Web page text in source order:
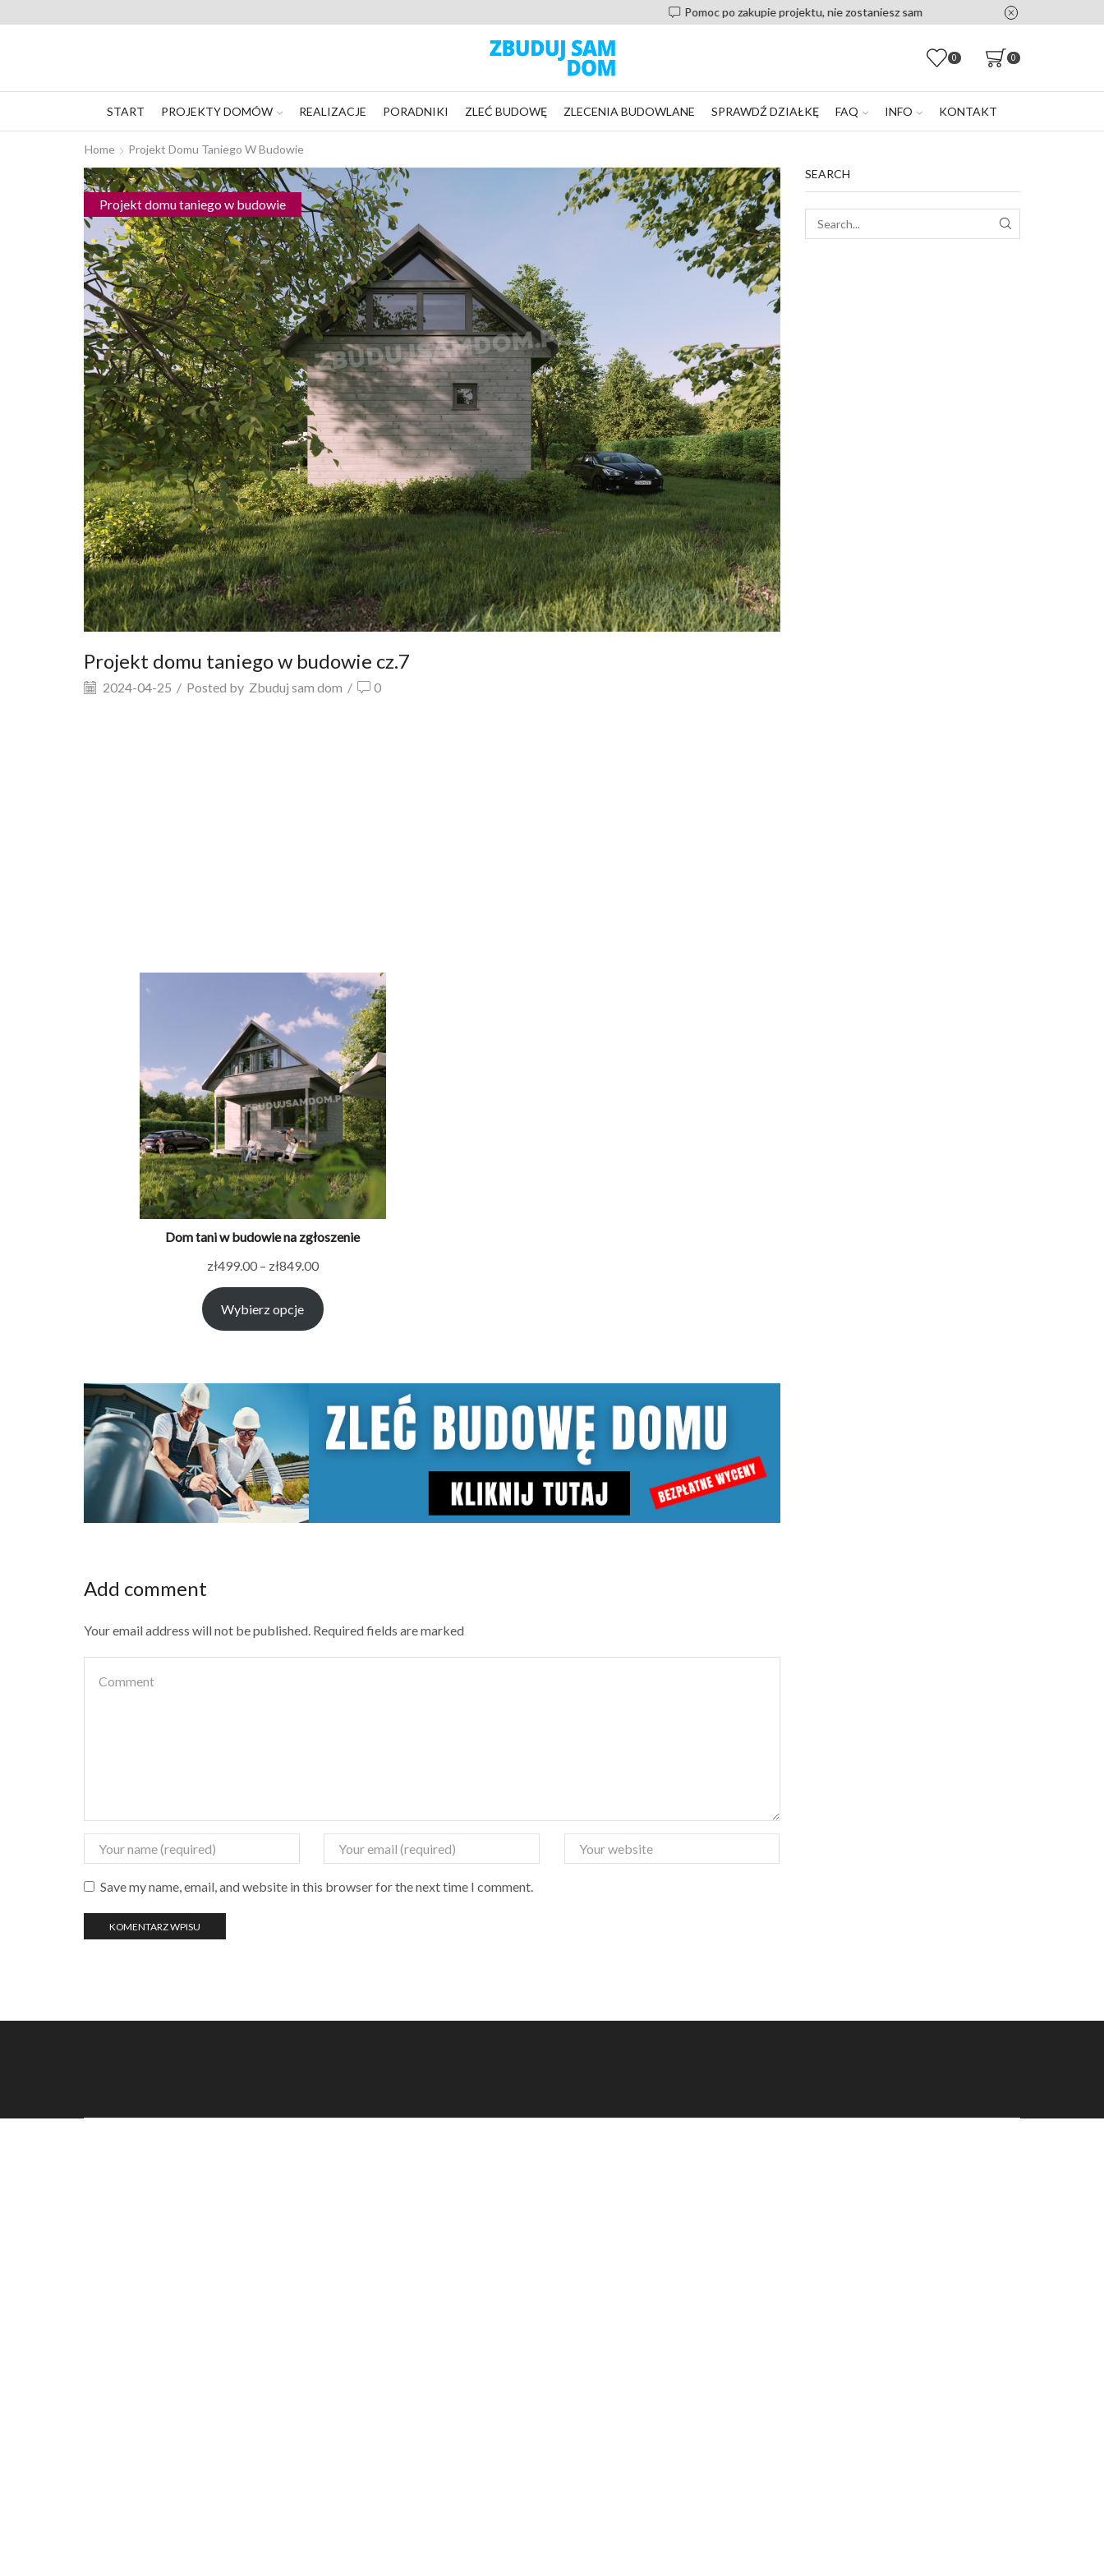
Pomoc po zakupie projektu, nie zostaniesz sam
0 0
START PROJEKTY DOMÓW REALIZACJE PORADNIKI ZLEĆ BUDOWĘ ZLECENIA BUDOWLANE SPRAWDŹ DZIAŁKĘ FAQ INFO KONTAKT
Home Projekt Domu Taniego W Budowie
Projekt domu taniego w budowie
Projekt domu taniego w budowie cz.7
2024-04-25 / Posted by Zbuduj sam dom / 0
Dom tani w budowie na zgłoszenie
zł499.00 – zł849.00Zakres
od
zł849.00
Wybierz opcje
Add comment
Your email address will not be published. Required fields are marked
Save my name, email, and website in this browser for the next time I comment.
SEARCH
SEARCH